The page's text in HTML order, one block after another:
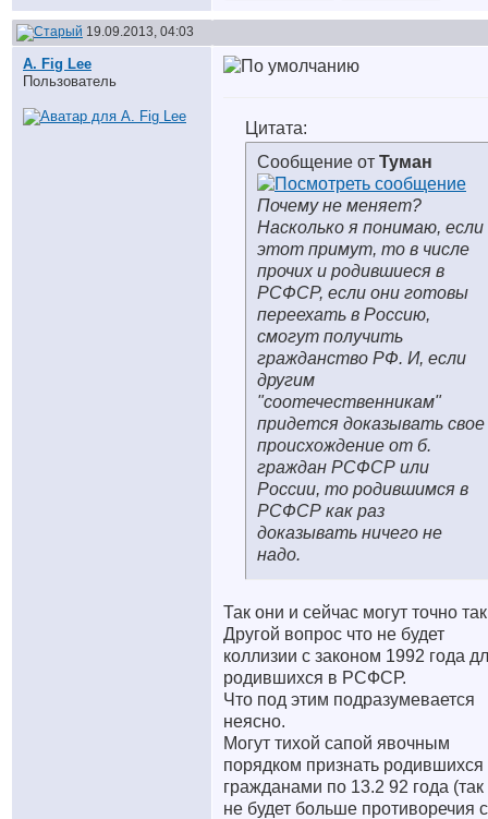
19.09.2013, 04:03
A. Fig Lee
Пользователь
Цитата:
Сообщение от Туман
Почему не меняет?
Насколько я понимаю, если
этот примут, то в числе
прочих и родившиеся в
РСФСР, если они готовы
переехать в Россию,
смогут получить
гражданство РФ. И, если
другим
"соотечественникам"
придется доказывать свое
происхождение от б.
граждан РСФСР или
России, то родившимся в
РСФСР как раз
доказывать ничего не
надо.
Так они и сейчас могут точно
Другой вопрос что не будет
коллизии с законом 1992 года
родившихся в РСФСР.
Что под этим подразумевается
неясно.
Могут тихой сапой явочным
порядком признать родившихся
гражданами по 13.2 92 года (так
не будет больше противоречия с